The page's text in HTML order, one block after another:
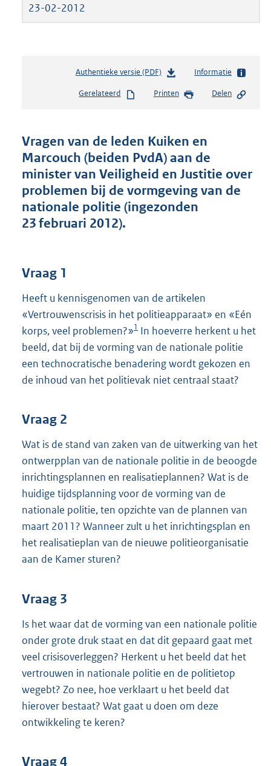
23-02-2012
Authentieke versie (PDF)b
s
n
d
s
g
r
o
o
K
b
Informatie
Gerelateerd Printen Delen
Vragen van de leden Kuiken en
Marcouch (beiden PvdA) aan de
minister van Veiligheid en Justitie over
problemen bij de vormgeving van de
nationale politie (ingezonden
23 februari 2012).
Vraag 1
Heeft u kennisgenomen van de artikelen
«Vertrouwenscrisis in het politieapparaat» en «Eén
korps, veel problemen?»1 In hoeverre herkent u het
beeld, dat bij de vorming van de nationale politie
een technocratische benadering wordt gekozen en
de inhoud van het politievak niet centraal staat?
Vraag 2
Wat is de stand van zaken van de uitwerking van het
ontwerpplan van de nationale politie in de beoogde
inrichtingsplannen en realisatieplannen? Wat is de
huidige tijdsplanning voor de vorming van de
nationale politie, ten opzichte van de plannen van
maart 2011? Wanneer zult u het inrichtingsplan en
het realisatieplan van de nieuwe politieorganisatie
aan de Kamer sturen?
Vraag 3
Is het waar dat de vorming van een nationale politie
onder grote druk staat en dat dit gepaard gaat met
veel crisisoverleggen? Herkent u het beeld dat het
vertrouwen in nationale politie en de politietop
wegebt? Zo nee, hoe verklaart u het beeld dat
hierover bestaat? Wat gaat u doen om deze
ontwikkeling te keren?
Vraag 4